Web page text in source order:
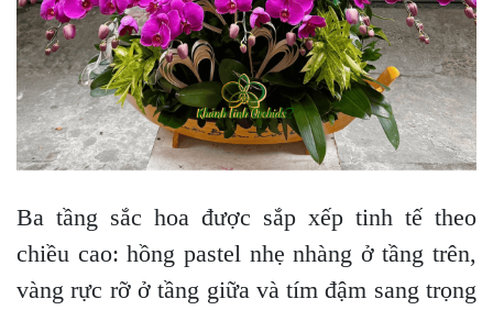
Ba tầng sắc hoa được sắp xếp tinh tế theo
chiều cao: hồng pastel nhẹ nhàng ở tầng trên,
vàng rực rỡ ở tầng giữa và tím đậm sang trọng